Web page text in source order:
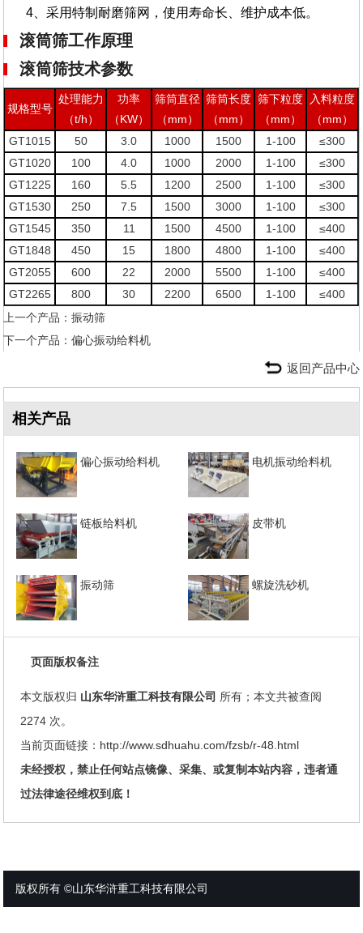
4、采用特制耐磨筛网，使用寿命长、维护成本低。
滚筒筛工作原理
滚筒筛技术参数
规格型号
处理能力
（t/h）
功率
（KW）
筛筒直径
（mm）
筛筒长度
（mm）
筛下粒度
（mm）
入料粒度
（mm）
GT1015
50 3.0 1000 1500 1-100
≤300
GT1020
100 4.0 1000 2000 1-100
≤300
GT1225
160 5.5 1200 2500 1-100
≤300
GT1530
250 7.5 1500 3000 1-100
≤300
GT1545
350 11 1500 4500 1-100
≤400
GT1848
450 15 1800 4800 1-100
≤400
GT2055
600 22 2000 5500 1-100
≤400
GT2265
800 30 2200 6500 1-100
≤400
上一个产品：振动筛
下一个产品：偏心振动给料机
返回产品中心
相关产品
偏心振动给料机 电机振动给料机
链板给料机 皮带机
振动筛 螺旋洗砂机
页面版权备注
本文版权归 山东华浒重工科技有限公司 所有；本文共被查阅
2274 次。
当前页面链接： http://www.sdhuahu.com/fzsb/r-48.html
未经授权，禁止任何站点镜像、采集、或复制本站内容，违者通
过法律途径维权到底！
版权所有 ©山东华浒重工科技有限公司